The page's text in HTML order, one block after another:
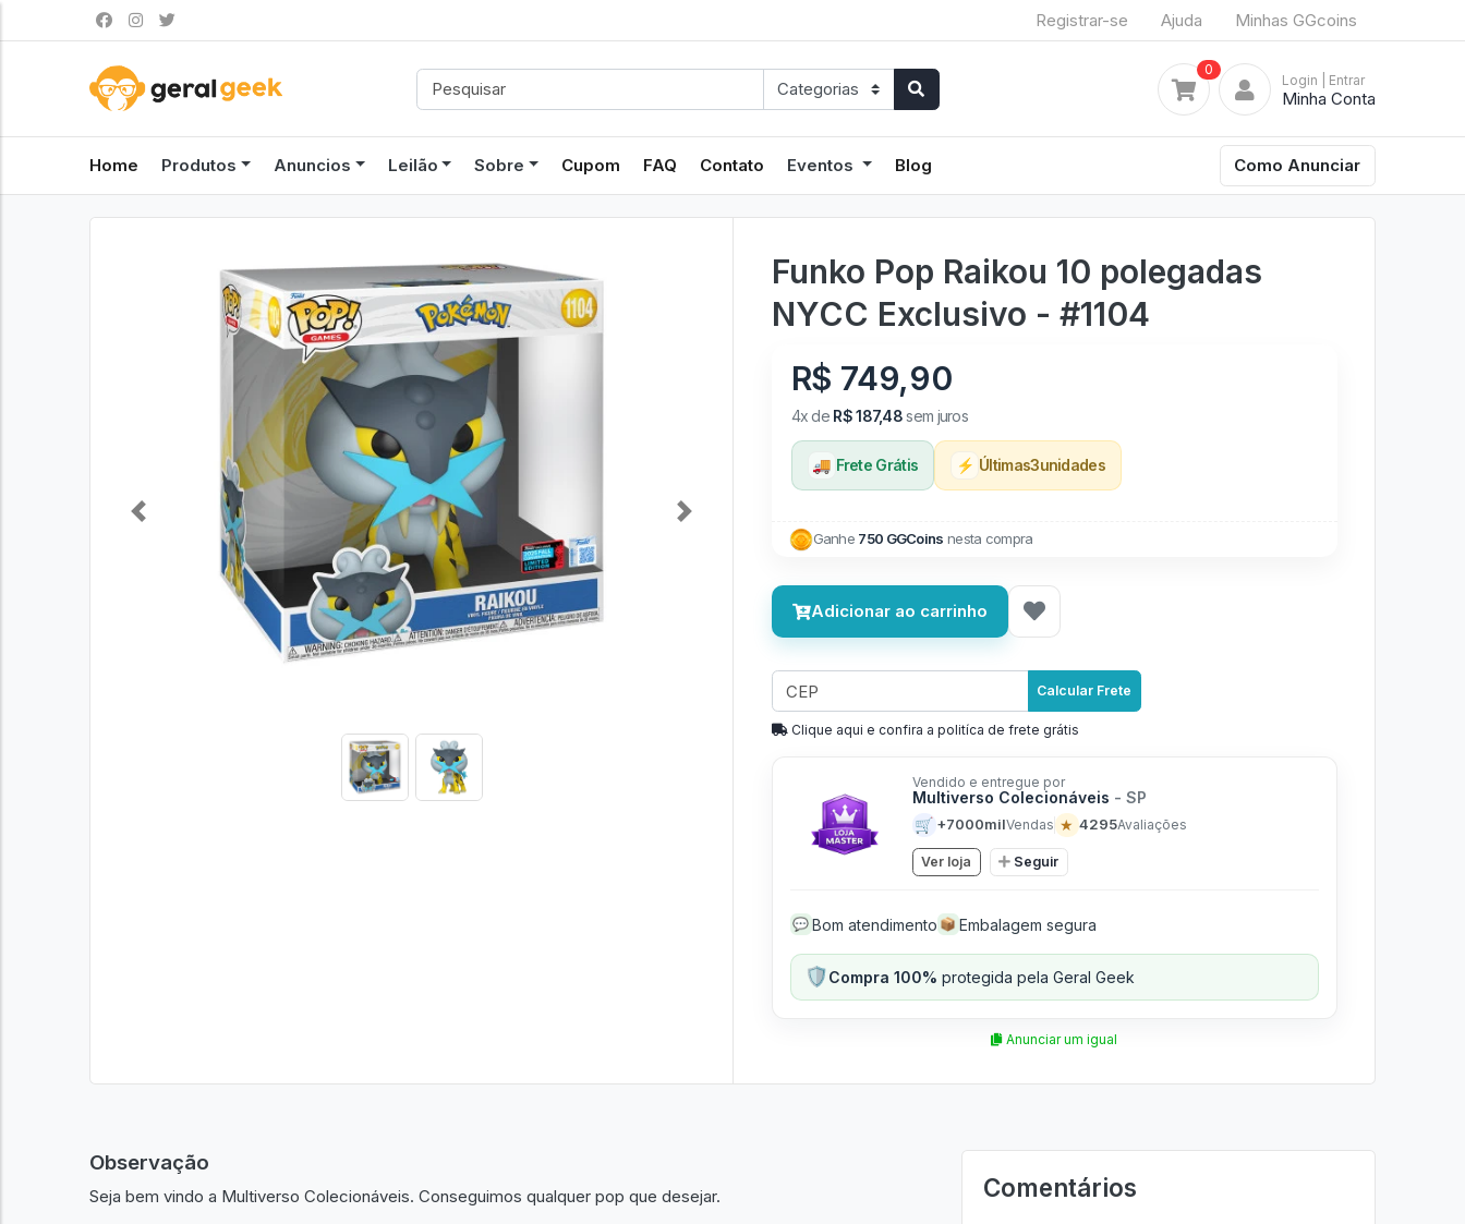
Registrar-se Ajuda Minhas GGcoins
0
Login | Entrar
Minha Conta
Home Produtos Anuncios Leilão Sobre Cupom FAQ Contato Eventos Blog Como Anunciar
Previous Next
Funko Pop Raikou 10 polegadas
NYCC Exclusivo - #1104
R$ 749,90
4x de R$ 187,48sem juros
🚚 Frete Grátis ⚡ Últimas3unidades
Ganhe 750 GGCoins nesta compra
Adicionar ao carrinho
Calcular Frete
Clique aqui e confira a politíca de frete grátis
Vendido e entregue por
Multiverso Colecionáveis - SP
🛒 +7000milVendas ★ 4295Avaliações
Ver loja Seguir
💬 Bom atendimento 📦 Embalagem segura
🛡️Compra 100% protegida pela Geral Geek
Anunciar um igual
Observação
Seja bem vindo a Multiverso Colecionáveis. Conseguimos qualquer pop que desejar. Comentários